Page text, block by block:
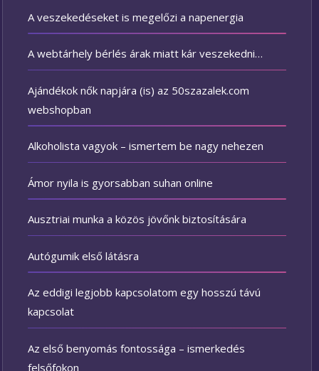
A veszekedéseket is megelőzi a napenergia
A webtárhely bérlés árak miatt kár veszekedni…
Ajándékok nők napjára (is) az 50szazalek.com
webshopban
Alkoholista vagyok – ismertem be nagy nehezen
Ámor nyila is gyorsabban suhan online
Ausztriai munka a közös jövőnk biztosítására
Autógumik első látásra
Az eddigi legjobb kapcsolatom egy hosszú távú
kapcsolat
Az első benyomás fontossága – ismerkedés
felsőfokon